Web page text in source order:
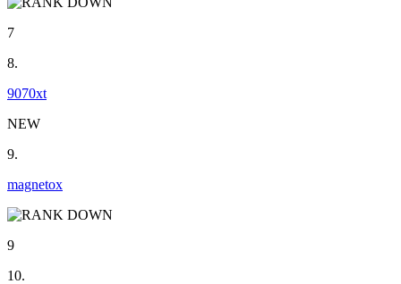
7
8.
9070xt
NEW
9.
magnetox
9
10.